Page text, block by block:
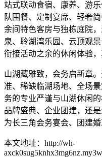
站式联动食宿、康养、游
队围餐、定制宴席、轻奢
余间特色客房与独栋庭院
泉、聆湖湾乐园、云顶观
衔接活动之余的休闲体验，
山湖藏雅致，会务启新章
准、稀缺临湖场地、全场
务的专业严谨与山湖休闲
品牌盛典、企业团建，还
为长三角会务宴会、团建
本文地址：http://wh-